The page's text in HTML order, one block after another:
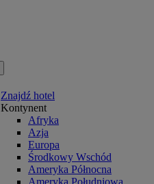
Znajdź hotel
Kontynent
Afryka
Azja
Europa
Środkowy Wschód
Ameryka Północna
Ameryka Południowa